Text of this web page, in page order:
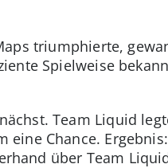
triumphierte,
Spielweise
Team Liquid
Chance.
über Team